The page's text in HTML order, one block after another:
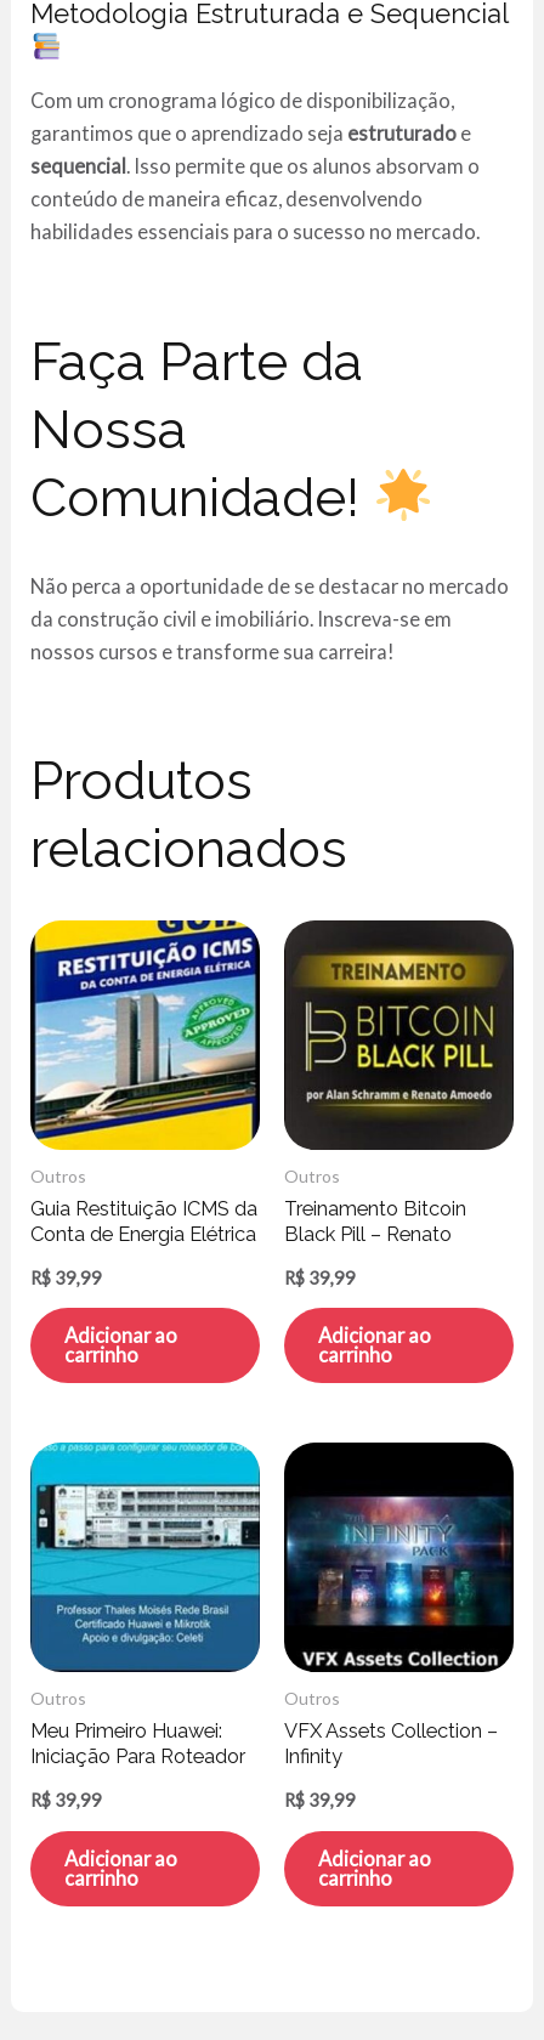
Metodologia Estruturada e Sequencial
Com um cronograma lógico de disponibilização,
garantimos que o aprendizado seja estruturado e
sequencial. Isso permite que os alunos absorvam o
conteúdo de maneira eficaz, desenvolvendo
habilidades essenciais para o sucesso no mercado.
Faça Parte da
Nossa
Comunidade!
Não perca a oportunidade de se destacar no mercado
da construção civil e imobiliário. Inscreva-se em
nossos cursos e transforme sua carreira!
Produtos
relacionados
Outros
Guia Restituição ICMS da
Conta de Energia Elétrica
R$ 39,99
Adicionar ao
carrinho
Outros
Treinamento Bitcoin
Black Pill – Renato
Schramm
R$ 39,99
Adicionar ao
carrinho
Outros
Meu Primeiro Huawei:
Iniciação Para Roteador
Moisés
R$ 39,99
Adicionar ao
carrinho
Outros
VFX Assets Collection –
Infinity
R$ 39,99
Adicionar ao
carrinho